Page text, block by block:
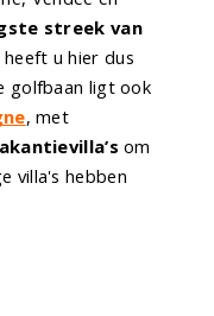
streek van
u hier dus
golfbaan ligt ook
, met
om
villa's hebben